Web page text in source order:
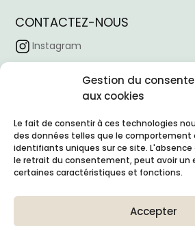
Gestion du
aux cookies
Le fait de consentir à ces technologies
des données telles que le comportement
identifiants uniques sur ce site.
le retrait du consentement, peut avoir un
certaines caractéristiques et fonctions.
Accepter
CONTACTEZ-NOUS
Instagram
Linkedin
Horaire d’ouverture :09:00 – 18:00
Email :
Avd. Valdelaparra, 27
Nave 3, Alcobendas (Madrid, 28108)